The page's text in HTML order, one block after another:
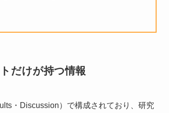
だけが持つ情報
・Discussion）で構成されており、研究